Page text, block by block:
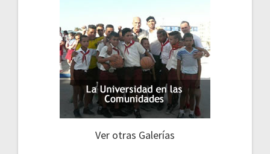
Ver otras Galerías